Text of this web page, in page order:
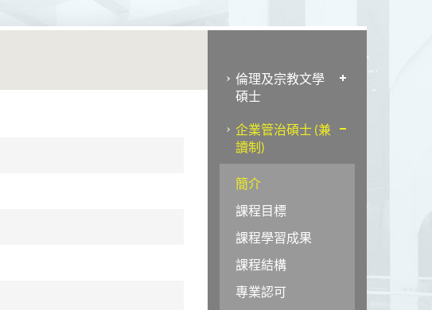
倫理及宗教文學
碩士
企業管治碩士 (兼
讀制)
簡介
課程目標
課程學習成果
課程結構
專業認可